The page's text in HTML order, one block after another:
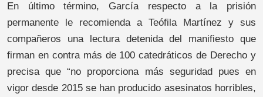
En último término, García respecto a la prisión
permanente le recomienda a Teófila Martínez y sus
compañeros una lectura detenida del manifiesto que
firman en contra más de 100 catedráticos de Derecho y
precisa que “no proporciona más seguridad pues en
vigor desde 2015 se han producido asesinatos horribles,